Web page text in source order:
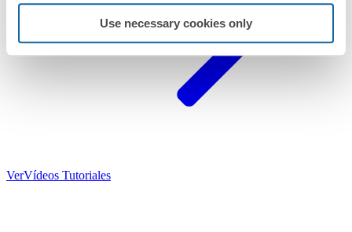
Use necessary cookies only
VerVídeos Tutoriales